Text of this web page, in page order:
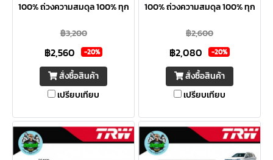
100% ถ่วงความสมดุล 100% ทุก
ผลิตจากวัสดุคุณภาพสูง บรรจุ
อย่างพิถีพิถันปลอดสนิมและวัสดุ
ตกค้าง
฿3,200
฿2,560 -20%
สั่งซื้อสินค้า
เปรียบเทียบ
100% ถ่วงความสมดุล 100% ทุก
ผลิตจากวัสดุคุณภาพสูง บรรจุ
อย่างพิถีพิถันปลอดสนิมและวัสดุ
ตกค้าง
฿2,600
฿2,080 -20%
สั่งซื้อสินค้า
เปรียบเทียบ